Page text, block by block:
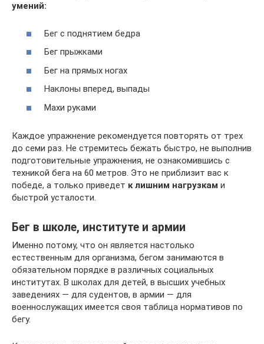
умений:
Бег с поднятием бедра
Бег прыжками
Бег на прямых ногах
Наклоны вперед, выпады
Махи руками
Каждое упражнение рекомендуется повторять от трех
до семи раз. Не стремитесь бежать быстро, не выполнив
подготовительные упражнения, не ознакомившись с
техникой бега на 60 метров. Это не приблизит вас к
победе, а только приведет к лишним нагрузкам и
быстрой усталости.
Бег в школе, институте и армии
Именно потому, что он является настолько
естественным для организма, бегом занимаются в
обязательном порядке в различных социальных
институтах. В школах для детей, в высших учебных
заведениях — для судентов, в армии — для
военнослужащих имеется своя таблица нормативов по
бегу.